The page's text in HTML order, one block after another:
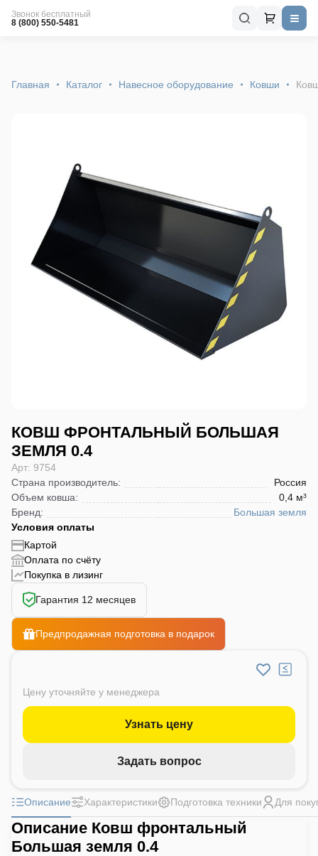
Звонок бесплатный
8 (800) 550-5481
Главная Каталог Навесное оборудование Ковши
КОВШ ФРОНТАЛЬНЫЙ БОЛЬШАЯ
ЗЕМЛЯ 0.4
Арт: 9754
Страна производитель:
Россия
Объем ковша:
0,4 м³
Бренд:
Большая земля
Условия оплаты
Картой
Оплата по счёту
Покупка в лизинг
Гарантия 12 месяцев
Предпродажная подготовка в подарок
Цену уточняйте у менеджера
Узнать цену
Задать вопрос
Описание Характеристики Подготовка техники Для
Описание Ковш фронтальный
Большая земля 0.4